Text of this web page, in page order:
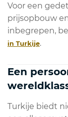
Voor een
prijsopbouw
inbegrepen,
in Turkije.
Een
Turkije biedt